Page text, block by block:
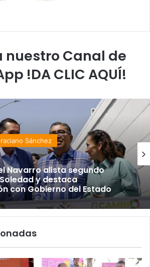
nuestro Canal de
!DA CLIC AQUÍ!
Sánchez
Navarro alista segundo
y destaca
con Gobierno del Estado